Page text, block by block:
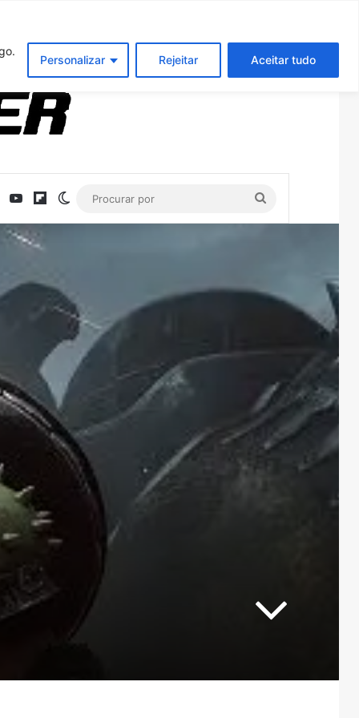
Personalizar Rejeitar Aceitar tudo
YouTubeFlipboardSwitch skin
por